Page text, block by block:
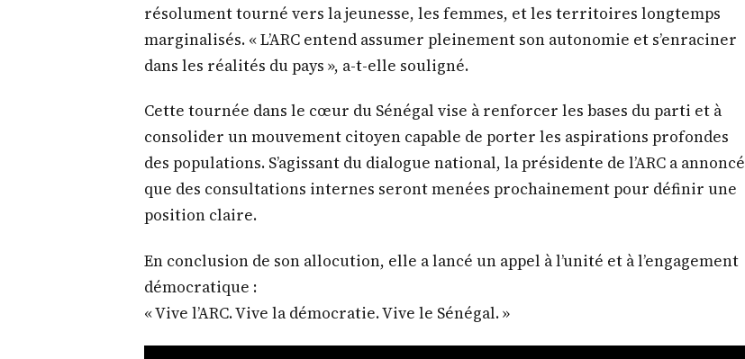
résolument tourné vers la jeunesse, les femmes, et les territoires longtemps
marginalisés. « L’ARC entend assumer pleinement son autonomie et s’enraciner
dans les réalités du pays », a-t-elle souligné.
Cette tournée dans le cœur du Sénégal vise à renforcer les bases du parti et à
consolider un mouvement citoyen capable de porter les aspirations profondes
des populations. S’agissant du dialogue national, la présidente de l’ARC a annoncé
que des consultations internes seront menées prochainement pour définir une
position claire.
En conclusion de son allocution, elle a lancé un appel à l’unité et à l’engagement
démocratique :
« Vive l’ARC. Vive la démocratie. Vive le Sénégal. »